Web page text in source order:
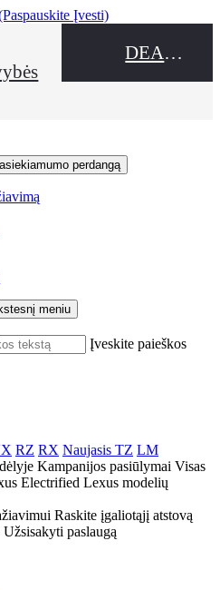
Įvesti)
DEALER NAME
perdangą
meniu
Įveskite paieškos
RZ RX Naujasis TZ LM
Kampanijos pasiūlymai Visas
Electrified Lexus modelių
Raskite įgaliotąjį atstovą
Užsisakyti paslaugą